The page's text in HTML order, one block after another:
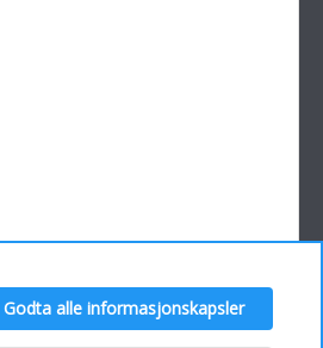
Kontakt oss Hjelp Hjem
Godta alle informasjonskapsler